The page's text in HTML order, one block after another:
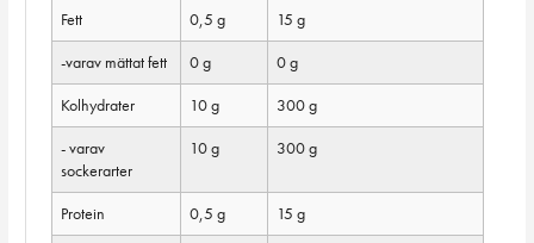
Fett
0,5 g
15 g
-varav mättat fett
0 g
0 g
Kolhydrater
10 g
300 g
- varav
sockerarter
10 g 300 g
Protein 0,5 g
15 g